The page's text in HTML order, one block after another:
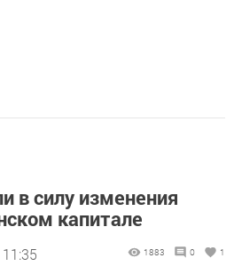
в силу изменения
капитале
1883 0 1